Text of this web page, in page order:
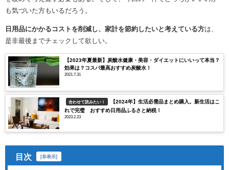
も気づいた方もいるだろう。
日用品にかかるコストを削減し、家計を節約したいと考えている方は、
是非最後までチェックして欲しい。
【2023年夏最新】炭酸水健康・美容・ダイエットにいいって本当？
効果は？コスパ最高おすすめ炭酸水！
2021.7.31
合わせて読みたい！
【2024年】生活必需品まとめ購入。新生活はこ
れで完璧 おすすめ日用品ふるさと納税！
2023.2.23
目次 [非表示]